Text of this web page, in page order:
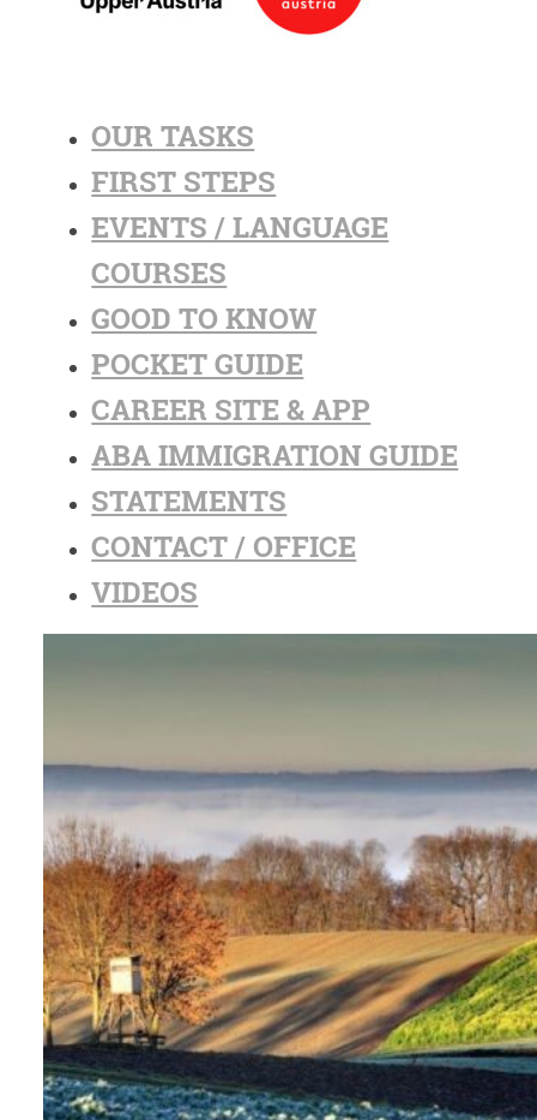
OUR TASKS
FIRST STEPS
EVENTS / LANGUAGE
COURSES
GOOD TO KNOW
POCKET GUIDE
CAREER SITE & APP
ABA IMMIGRATION GUIDE
STATEMENTS
CONTACT / OFFICE
VIDEOS